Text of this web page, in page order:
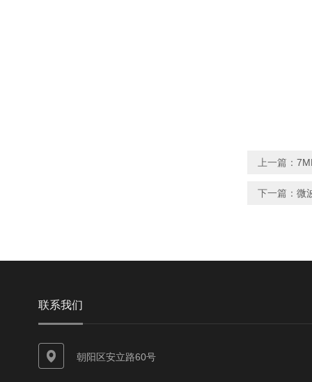
上一篇：
下一篇： 微
联系我们
朝阳区安立路60号